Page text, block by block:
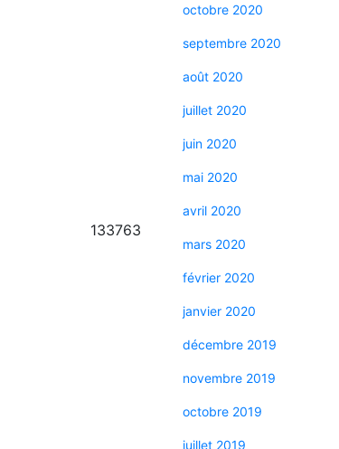
133763
octobre 2020
septembre 2020
août 2020
juillet 2020
juin 2020
mai 2020
avril 2020
mars 2020
février 2020
janvier 2020
décembre 2019
novembre 2019
octobre 2019
juillet 2019